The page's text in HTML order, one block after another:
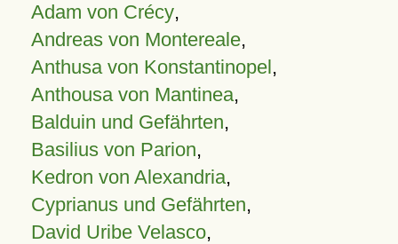
Adam von Crécy,
Andreas von Montereale,
Anthusa von Konstantinopel,
Anthousa von Mantinea,
Balduin und Gefährten,
Basilius von Parion,
Kedron von Alexandria,
Cyprianus und Gefährten,
David Uribe Velasco,